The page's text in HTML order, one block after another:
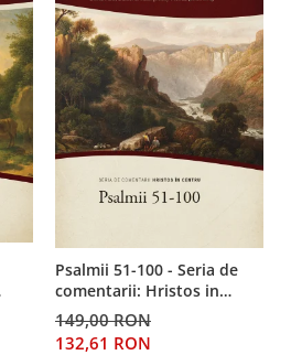
Psalmii 51-100 - Seria de
comentarii: Hristos in
centru
149,00 RON
132,61 RON